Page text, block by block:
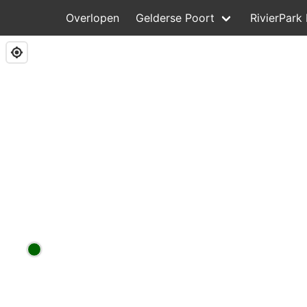
Overlopen Gelderse Poort RivierPark